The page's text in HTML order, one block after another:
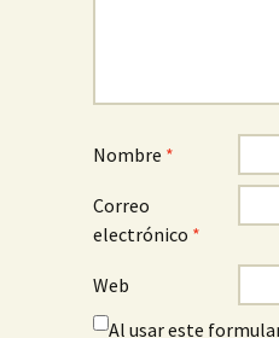
Nombre *
Correo
electrónico *
Web
Al usar este